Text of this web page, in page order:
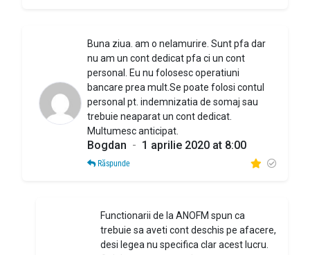
Buna ziua. am o nelamurire. Sunt pfa dar
nu am un cont dedicat pfa ci un cont
personal. Eu nu folosesc operatiuni
bancare prea mult.Se poate folosi contul
personal pt. indemnizatia de somaj sau
trebuie neaparat un cont dedicat.
Multumesc anticipat.
Bogdan - 1 aprilie 2020 at 8:00
Răspunde
Functionarii de la ANOFM spun ca
trebuie sa aveti cont deschis pe afacere,
desi legea nu specifica clar acest lucru.